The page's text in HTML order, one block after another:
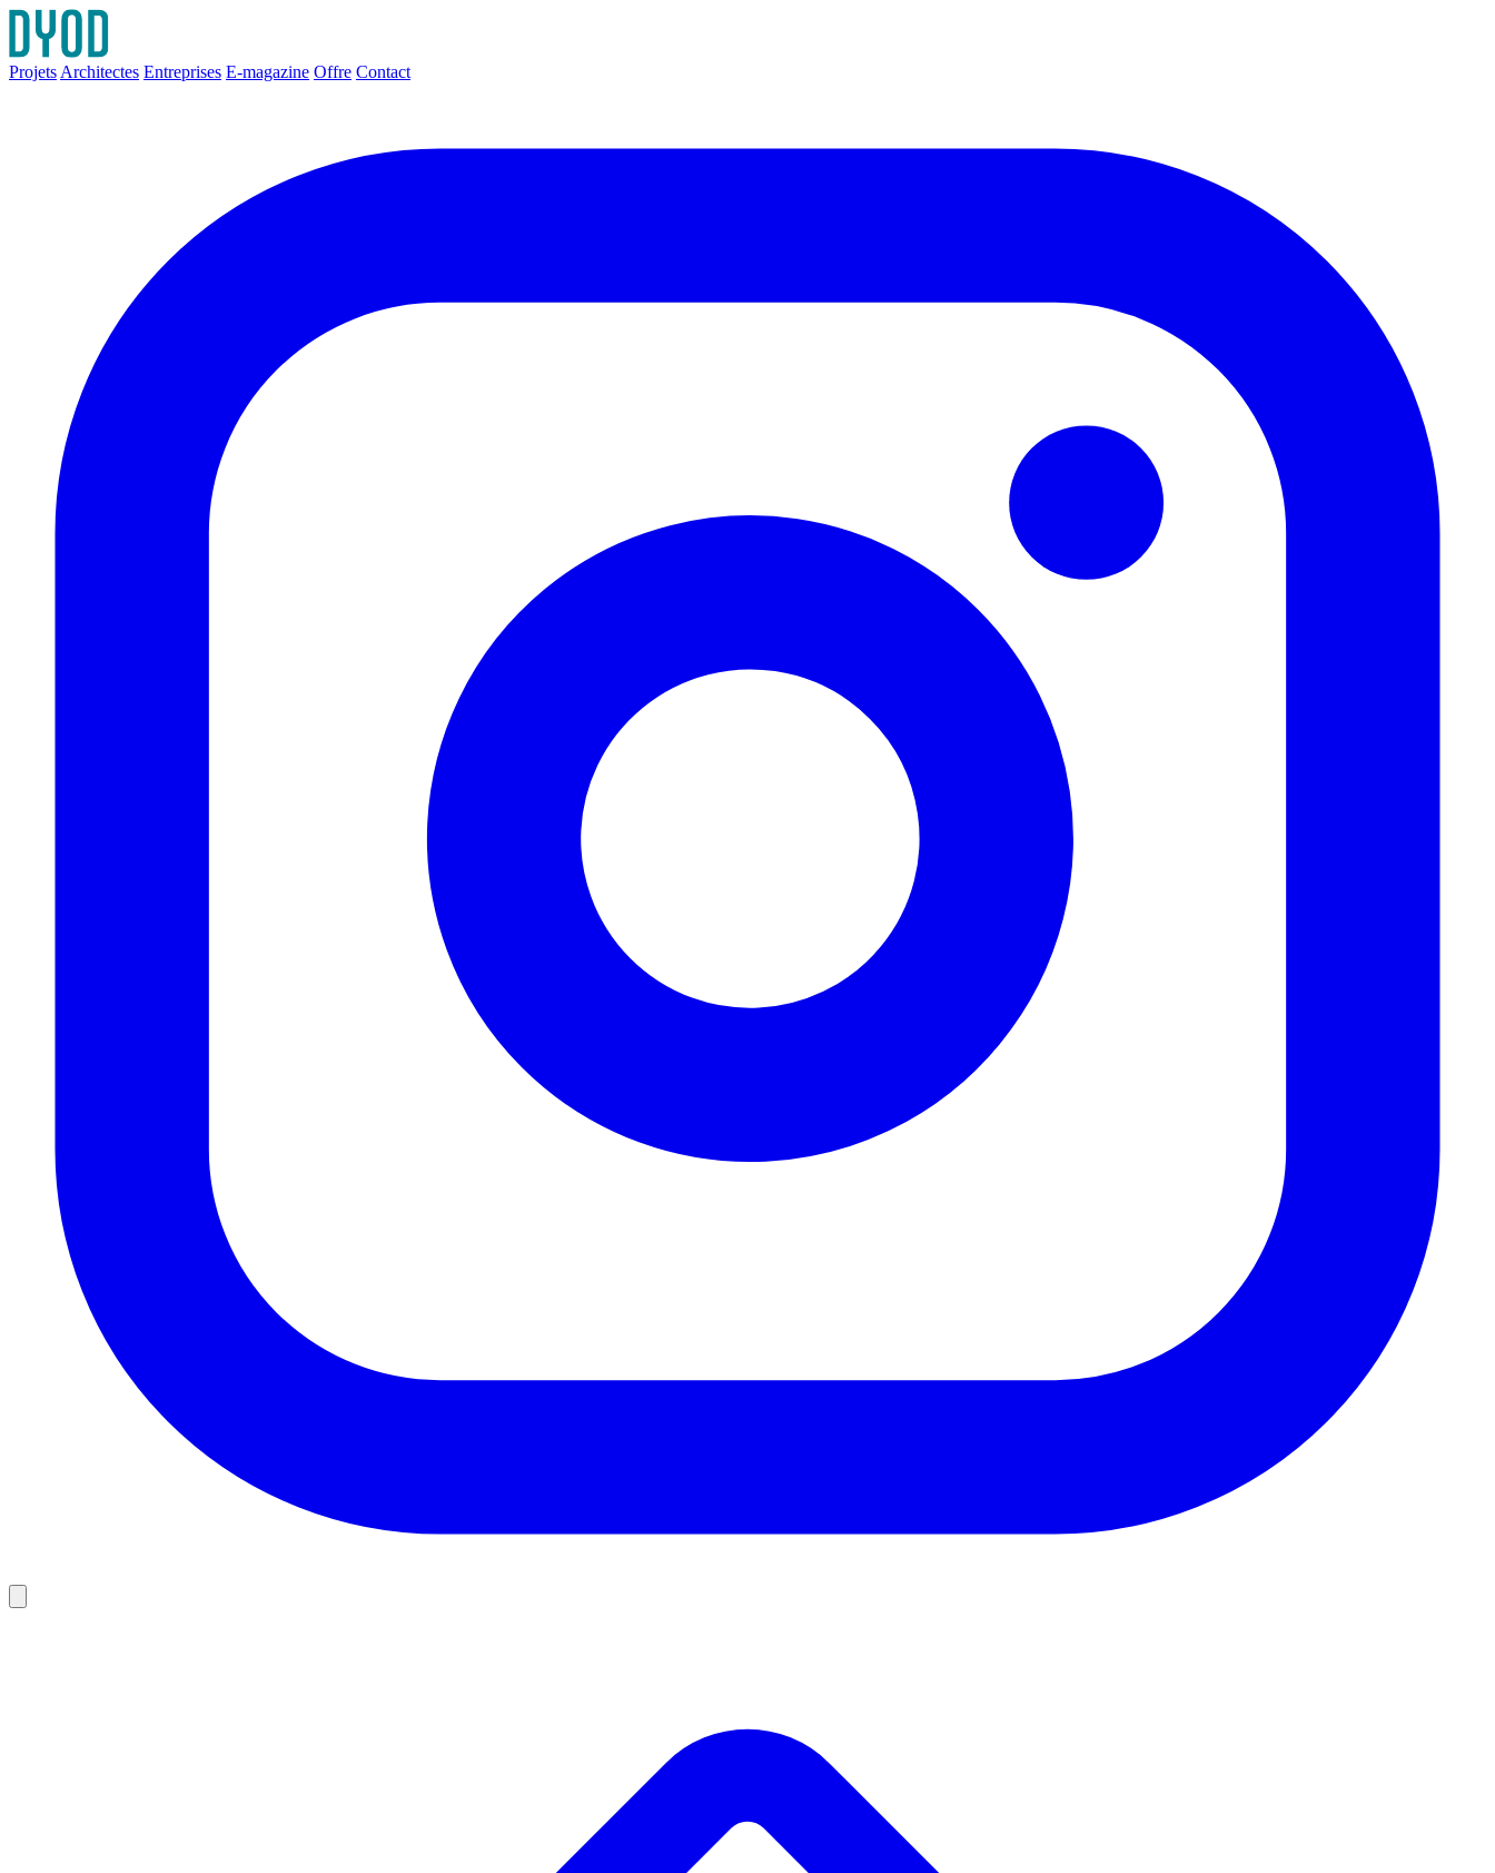
Projets Architectes Entreprises E-magazine Offre Contact